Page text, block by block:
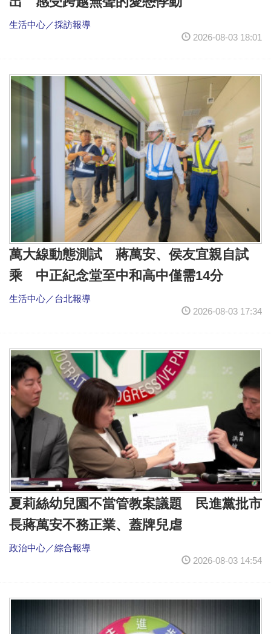
生活中心／採訪報導
2026-08-03 18:01
萬大線動態測試 蔣萬安、侯友宜親自試
乘 中正紀念堂至中和高中僅需14分
生活中心／台北報導
2026-08-03 17:34
夏莉絲幼兒園不當管教案議題 民進黨批市
長蔣萬安不務正業、蓋牌兒虐
政治中心／綜合報導
2026-08-03 14:54